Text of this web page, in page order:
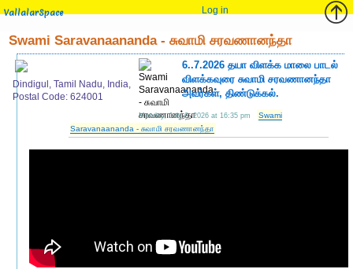
VallalarSpace Log in
Swami Saravanaananda - சுவாமி சரவணானந்தா
Dindigul, Tamil Nadu, India,
Postal Code: 624001
6..7.2026 தயா விளக்க மாலை பாடல்
விளக்கவுரை சுவாமி சரவணானந்தா
அவர்கள், திண்டுக்கல்.
Monday, July 6, 2026 at 16:35 pm
Swami
Saravanaananda - சுவாமி சரவணானந்தா